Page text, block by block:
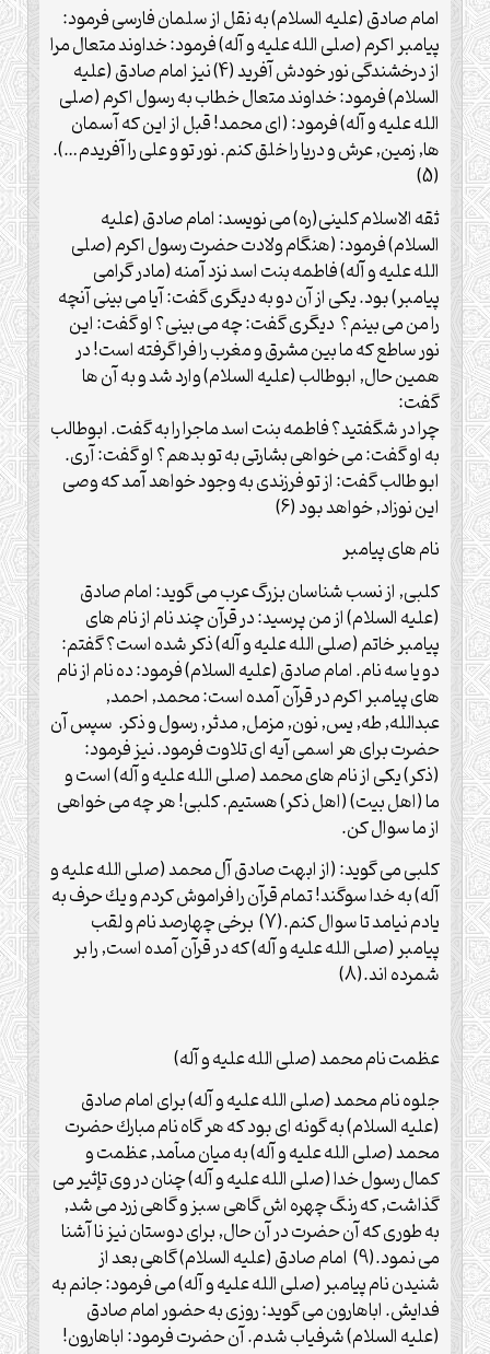
امام صادق (علیه السلام) به نقل از سلمان فارسى فرمود:
پيامبر اكرم (صلی الله علیه و آله) فرمود: خداوند متعال مرا
از درخشندگى نور خودش آفريد (4) نيز امام صادق (علیه
السلام) فرمود: خداوند متعال خطاب به رسول اكرم (صلی
الله علیه و آله) فرمود: (اى محمد! قبل از اين كه آسمان
ها, زمين, عرش و دريا را خلق كنم. نور تو و على را آفريدم…).
(5)
ثقه الاسلام كلينى(ره) مى نويسد: امام صادق (علیه
السلام) فرمود: (هنگام ولادت حضرت رسول اكرم (صلی
الله علیه و آله) فاطمه بنت اسد نزد آمنه (مادر گرامى
پيامبر) بود. يكى از آن دو به ديگرى گفت: آيا مى بينى آنچه
را من مى بينم؟ ديگرى گفت: چه مى بينى؟ او گفت: اين
نور ساطع كه ما بين مشرق و مغرب را فرا گرفته است! در
همين حال, ابوطالب (علیه السلام) وارد شد و به آن ها
گفت:
چرا در شگفتيد؟ فاطمه بنت اسد ماجرا را به گفت. ابوطالب
به او گفت: مى خواهى بشارتى به تو بدهم؟ او گفت: آرى.
ابو طالب گفت: از تو فرزندى به وجود خواهد آمد كه وصى
اين نوزاد, خواهد بود (6)
نام هاى پيامبر
كلبى, از نسب شناسان بزرگ عرب مى گويد: امام صادق
(علیه السلام) از من پرسيد: در قرآن چند نام از نام هاى
پيامبر خاتم (صلی الله علیه و آله) ذكر شده است؟ گفتم:
دو يا سه نام. امام صادق (علیه السلام) فرمود: ده نام از نام
هاى پيامبر اكرم در قرآن آمده است: محمد, احمد,
عبدالله, طه, يس, نون, مزمل, مدثر, رسول و ذكر. سپس آن
حضرت براى هر اسمى آيه اى تلاوت فرمود. نيز فرمود:
(ذكر) يكى از نام هاى محمد (صلی الله علیه و آله) است و
ما (اهل بيت) (اهل ذكر) هستيم. كلبى! هر چه مى خواهى
از ما سوال كن.
كلبى مى گويد: (از ابهت صادق آل محمد (صلی الله علیه و
آله) به خدا سوگند! تمام قرآن را فراموش كردم و يك حرف به
يادم نيامد تا سوال كنم.(7) برخى چهارصد نام و لقب
پيامبر (صلی الله علیه و آله) كه در قرآن آمده است, را بر
شمرده اند.(8)
عظمت نام محمد (صلی الله علیه و آله)
جلوه نام محمد (صلی الله علیه و آله) براى امام صادق
(علیه السلام) به گونه اى بود كه هر گاه نام مبارك حضرت
محمد (صلی الله علیه و آله) به ميان مىآمد, عظمت و
كمال رسول خدا (صلی الله علیه و آله) چنان در وى تإثير مى
گذاشت, كه رنگ چهره اش گاهى سبز و گاهى زرد مى شد,
به طورى كه آن حضرت در آن حال, براى دوستان نيز نا آشنا
مى نمود.(9) امام صادق (علیه السلام) گاهى بعد از
شنيدن نام پيامبر (صلی الله علیه و آله) مى فرمود: جانم به
فدايش. اباهارون مى گويد: روزى به حضور امام صادق
(علیه السلام) شرفياب شدم. آن حضرت فرمود: اباهارون!